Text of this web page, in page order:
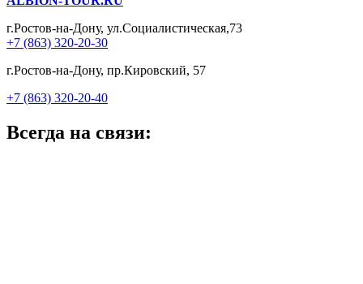
г.Ростов-на-Дону, ул.Социалистическая,73
+7 (863) 320-20-30
г.Ростов-на-Дону, пр.Кировский, 57
+7 (863) 320-20-40
Всегда на связи: